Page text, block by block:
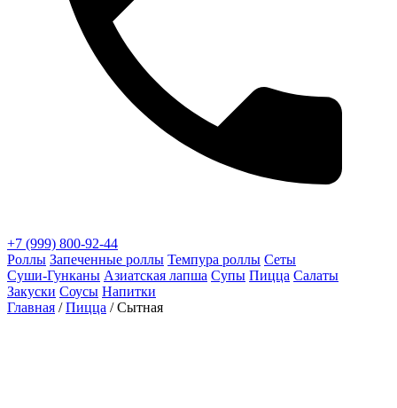
+7 (999) 800-92-44
Роллы Запеченные роллы Темпура роллы Сеты
Суши‑Гунканы Азиатская лапша Супы Пицца Салаты
Закуски Соусы Напитки
Главная /Пицца / Сытная